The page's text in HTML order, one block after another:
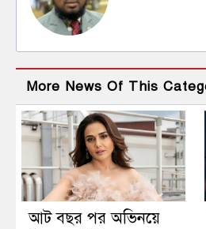
More News Of This
আট বছর পর অভিনয়ে